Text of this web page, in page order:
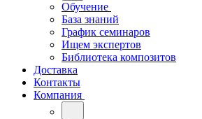
Обучение
База знаний
График семинаров
Ищем экспертов
Библиотека композитов
Доставка
Контакты
Компания